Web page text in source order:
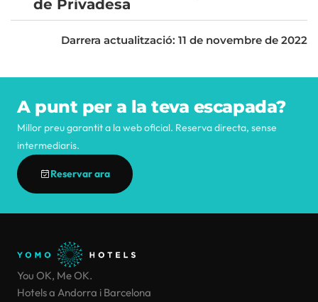
de Privadesa
Darrera actualització: 11 de novembre de 2022
A punt per a la teva escapada?
Millor preu garantit a la web oficial. Reserva directa, sense
intermediaris.
Reservar ara
You OK, Me OK.
Hotels a Andorra i Barcelona